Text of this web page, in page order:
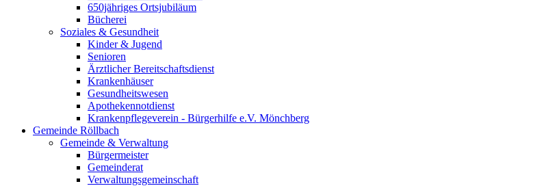
650jähriges Ortsjubiläum
Bücherei
Soziales & Gesundheit
Kinder & Jugend
Senioren
Ärztlicher Bereitschaftsdienst
Krankenhäuser
Gesundheitswesen
Apothekennotdienst
Krankenpflegeverein - Bürgerhilfe e.V. Mönchberg
Gemeinde Röllbach
Gemeinde & Verwaltung
Bürgermeister
Gemeinderat
Verwaltungsgemeinschaft